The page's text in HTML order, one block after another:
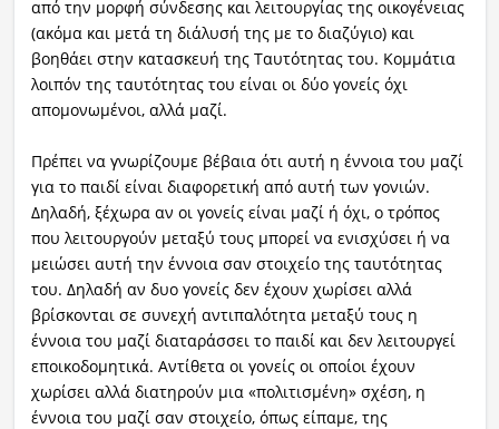
από την μορφή σύνδεσης και λειτουργίας της οικογένειας
(ακόμα και μετά τη διάλυσή της με το διαζύγιο) και
βοηθάει στην κατασκευή της Ταυτότητας του. Κομμάτια
λοιπόν της ταυτότητας του είναι οι δύο γονείς όχι
απομονωμένοι, αλλά μαζί.
Πρέπει να γνωρίζουμε βέβαια ότι αυτή η έννοια του μαζί
για το παιδί είναι διαφορετική από αυτή των γονιών.
Δηλαδή, ξέχωρα αν οι γονείς είναι μαζί ή όχι, ο τρόπος
που λειτουργούν μεταξύ τους μπορεί να ενισχύσει ή να
μειώσει αυτή την έννοια σαν στοιχείο της ταυτότητας
του. Δηλαδή αν δυο γονείς δεν έχουν χωρίσει αλλά
βρίσκονται σε συνεχή αντιπαλότητα μεταξύ τους η
έννοια του μαζί διαταράσσει το παιδί και δεν λειτουργεί
εποικοδομητικά. Αντίθετα οι γονείς οι οποίοι έχουν
χωρίσει αλλά διατηρούν μια «πολιτισμένη» σχέση, η
έννοια του μαζί σαν στοιχείο, όπως είπαμε, της